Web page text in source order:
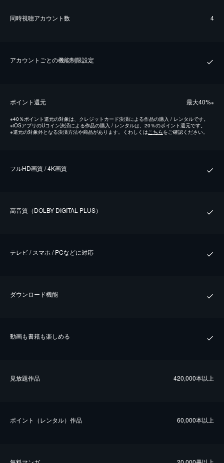
同時視聴アカウント数 4
アカウントごとの機能制限設定
ポイント還元 最⼤40%※
※40％ポイント還元の対象は、クレジットカード決済による作品の購入 / レンタルです。
※iOSアプリのUコイン決済による作品の購入 / レンタルは、20％のポイント還元です。
※還元の対象外となる決済方法や商品があります。くわしくは こちらをご確認ください。
フルHD画質 / 4K画質
⾼⾳質（DOLBY DIGITAL PLUS）
テレビ / スマホ / PCなどに対応
ダウンロード機能
動画も書籍も楽しめる
⾒放題作品 420,000本以上
ポイント（レンタル）作品 60,000本以上